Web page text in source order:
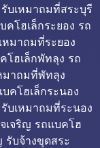
บเหมาถมที่สระบุรี
คโฮเล็กระยอง รถ
หมาถมที่ระยอง
โฮเล็กพัทลุง รถ
มาถมที่พัทลุง
คโฮเล็กระนอง
บเหมาถมที่ระนอง
เจริญ รถแบคโฮ
รับจ้างขุดสระ